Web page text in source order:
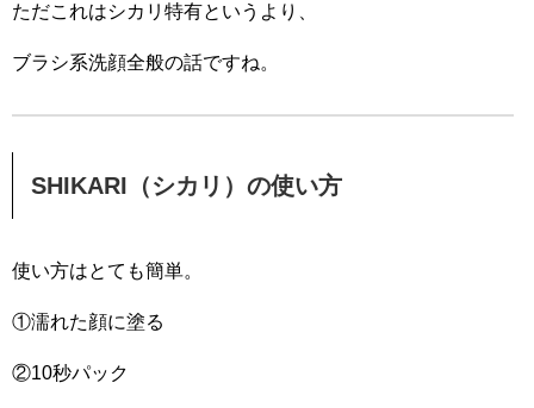
ただこれはシカリ特有というより、
ブラシ系洗顔全般の話ですね。
SHIKARI（シカリ）の使い方
使い方はとても簡単。
①濡れた顔に塗る
②10秒パック